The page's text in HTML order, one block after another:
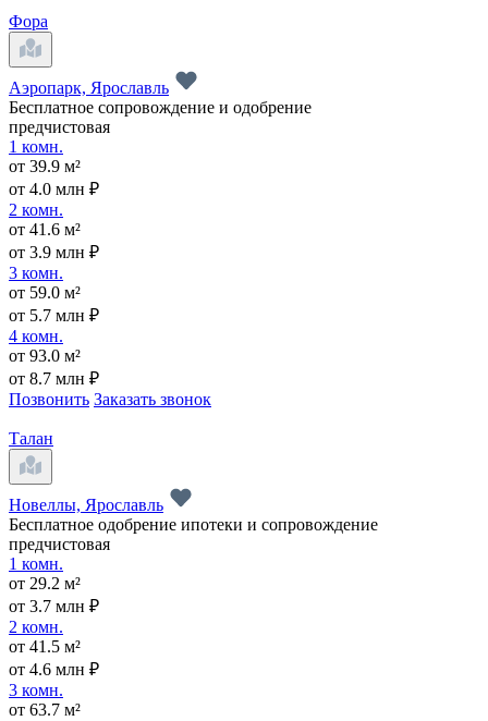
Фора
Аэропарк, Ярославль
Бесплатное сопровождение и одобрение
предчистовая
1 комн.
от 39.9 м²
от 4.0 млн ₽
2 комн.
от 41.6 м²
от 3.9 млн ₽
3 комн.
от 59.0 м²
от 5.7 млн ₽
4 комн.
от 93.0 м²
от 8.7 млн ₽
Позвонить Заказать звонок
Талан
Новеллы, Ярославль
Бесплатное одобрение ипотеки и сопровождение
предчистовая
1 комн.
от 29.2 м²
от 3.7 млн ₽
2 комн.
от 41.5 м²
от 4.6 млн ₽
3 комн.
от 63.7 м²